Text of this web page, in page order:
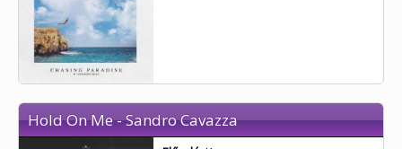
Hold On Me - Sandro Cavazza